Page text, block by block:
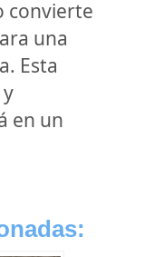
convierte
una
Esta
en un